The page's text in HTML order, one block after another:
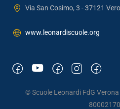
Via San Cosimo, 3 - 37121
www.leonardiscuole.org
© Scuole Leonardi FdG Verona